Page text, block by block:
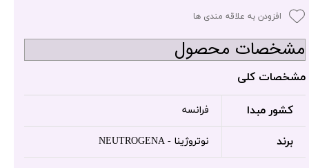
افزودن به علاقه مندی ها
مشخصات محصول
مشخصات کلی
کشور مبدا فرانسه
برند نوتروژینا - NEUTROGENA